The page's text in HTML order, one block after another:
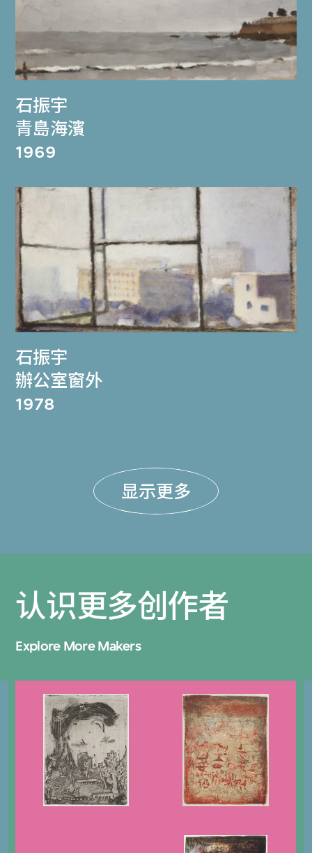
石振宇
青島海濱
1969
石振宇
辦公室窗外
1978
显示更多
认识更多创作者
Explore More Makers